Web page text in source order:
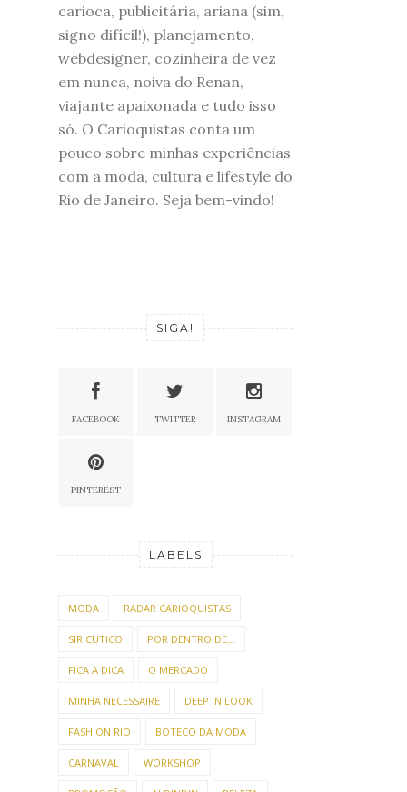
carioca, publicitária, ariana (sim,
signo difícil!), planejamento,
webdesigner, cozinheira de vez
em nunca, noiva do Renan,
viajante apaixonada e tudo isso
só. O Carioquistas conta um
pouco sobre minhas experiências
com a moda, cultura e lifestyle do
Rio de Janeiro. Seja bem-vindo!
SIGA!
FACEBOOK TWITTER INSTAGRAM
PINTEREST
LABELS
MODA RADAR CARIOQUISTAS
SIRICUTICO POR DENTRO DE...
FICA A DICA O MERCADO
MINHA NECESSAIRE DEEP IN LOOK
FASHION RIO BOTECO DA MODA
CARNAVAL WORKSHOP